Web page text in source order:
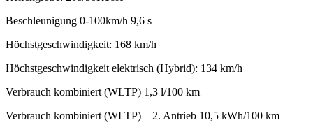
Beschleunigung 0-100km/h 9,6 s
Höchstgeschwindigkeit: 168 km/h
Höchstgeschwindigkeit elektrisch (Hybrid): 134 km/h
Verbrauch kombiniert (WLTP) 1,3 l/100 km
Verbrauch kombiniert (WLTP) – 2. Antrieb 10,5 kWh/100 km